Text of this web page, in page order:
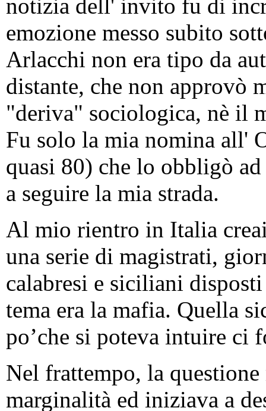
notizia dell' invito fu di
emozione messo subito
Arlacchi non era tipo da
distante, che non approvò
"deriva" sociologica, nè il
Fu solo la mia nomina all'
quasi 80) che lo obbligò
a seguire la mia strada.
Al mio rientro in Italia
una serie di magistrati,
calabresi e siciliani
tema era la mafia. Quella
po’che si poteva intuire ci
Nel frattempo, la
marginalità ed iniziava a